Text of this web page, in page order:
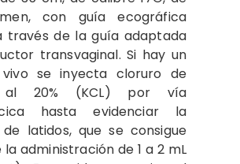
con guía ecográfica
través de la guía adaptada
transvaginal. Si hay un
se inyecta cloruro de
al 20% (KCL) por vía
hasta evidenciar la
de latidos, que se consigue
administración de 1 a 2 mL